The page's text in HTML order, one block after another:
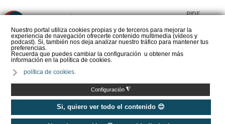
Nuestro portal utiliza cookies propias y de terceros para mejorar la
experiencia de navegación ofrecerte contenido multimedia (vídeos y
podcast). Si, también nos deja analizar nuestro tráfico para mantener tus
preferencias.
Recuerda que puedes cambiar la configuración u obtener más
información en la política de cookies.
política de cookies.
Configuración ◮
Si, quiero ver todo el contenido 😊
PIDE
CALORYFRIO
Inicio
Instaladores Biomasa Araba/Álava